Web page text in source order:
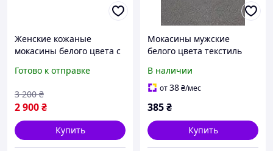
Женские кожаные
мокасины белого цвета с
Готово к отправке
2 900₴
3 200 ₴
Купить
Мокасины мужские
белого цвета текстиль
доставка
В наличии
от38₴/мес
385₴
Купить